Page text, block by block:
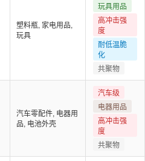
塑料瓶, 家电用品,
玩具
玩具用品
高冲击强
度
耐低温脆
化
共聚物
汽车零配件, 电器用
品, 电池外壳
汽车级
电器用品
高冲击强
度
共聚物